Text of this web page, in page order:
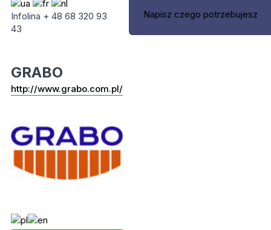
Infolina + 48 68 320 93
43
Napisz czego potrzebujesz
GRABO
http://www.grabo.com.pl/